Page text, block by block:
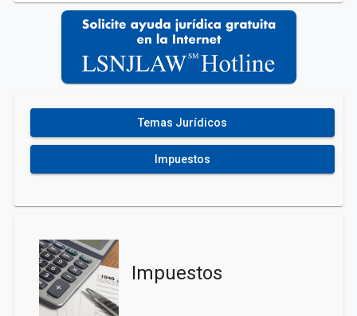
Temas Jurídicos
Impuestos
Impuestos